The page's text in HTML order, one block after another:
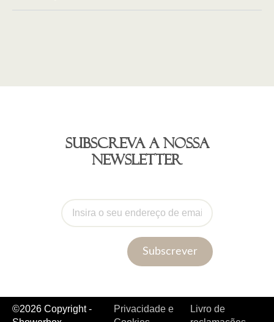
Subscreva a nossa
newsletter
Subscrever
©2026 Copyright -
Privacidade e
Livro de